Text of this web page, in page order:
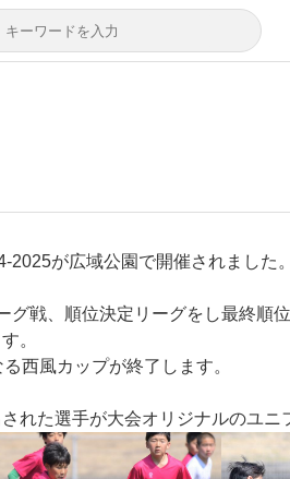
が広域公園で開催されました。
戦、順位決定リーグをし最終順位
。
西風カップが終了します。
れた選手が大会オリジナルのユニ